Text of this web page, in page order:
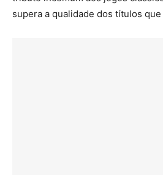
supera a qualidade dos títulos que